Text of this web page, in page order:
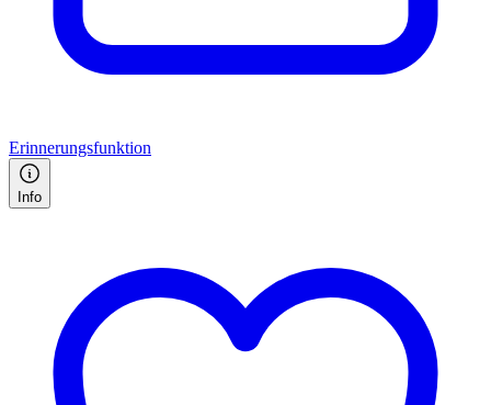
Erinnerungsfunktion
Info